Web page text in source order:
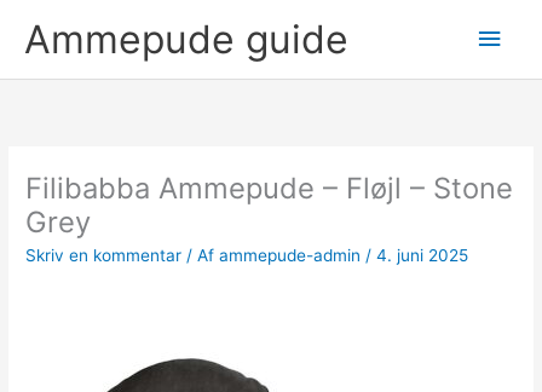
Ammepude guide
Filibabba Ammepude – Fløjl – Stone
Grey
Skriv en kommentar / Afammepude-admin/4. juni 2025